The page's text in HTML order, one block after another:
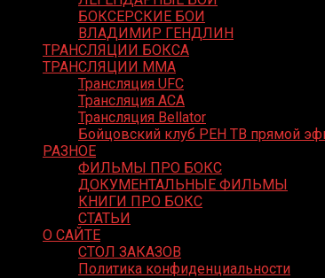
БОКСЕРСКИЕ БОИ
ВЛАДИМИР ГЕНДЛИН
ТРАНСЛЯЦИИ БОКСА
ТРАНСЛЯЦИИ MMA
Трансляция UFC
Трансляция ACA
Трансляция Bellator
Бойцовский клуб РЕН ТВ прямой
РАЗНОЕ
ФИЛЬМЫ ПРО БОКС
ДОКУМЕНТАЛЬНЫЕ ФИЛЬМЫ
КНИГИ ПРО БОКС
СТАТЬИ
О САЙТЕ
СТОЛ ЗАКАЗОВ
Политика конфиденциальности